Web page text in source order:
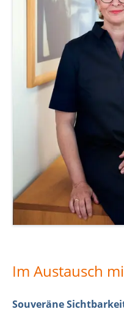
Im Austausch
Souveräne